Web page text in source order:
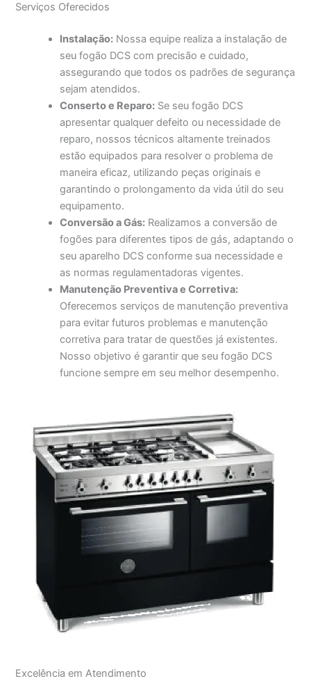
Serviços Oferecidos
Instalação: Nossa equipe realiza a instalação de
seu fogão DCS com precisão e cuidado,
assegurando que todos os padrões de segurança
sejam atendidos.
Conserto e Reparo: Se seu fogão DCS
apresentar qualquer defeito ou necessidade de
reparo, nossos técnicos altamente treinados
estão equipados para resolver o problema de
maneira eficaz, utilizando peças originais e
garantindo o prolongamento da vida útil do seu
equipamento.
Conversão a Gás: Realizamos a conversão de
fogões para diferentes tipos de gás, adaptando o
seu aparelho DCS conforme sua necessidade e
as normas regulamentadoras vigentes.
Manutenção Preventiva e Corretiva:
Oferecemos serviços de manutenção preventiva
para evitar futuros problemas e manutenção
corretiva para tratar de questões já existentes.
Nosso objetivo é garantir que seu fogão DCS
funcione sempre em seu melhor desempenho.
Excelência em Atendimento